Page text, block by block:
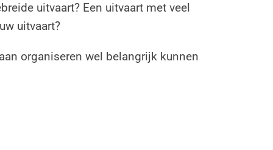
uitvaart? Een uitvaart met veel
uitvaart?
organiseren wel belangrijk kunnen